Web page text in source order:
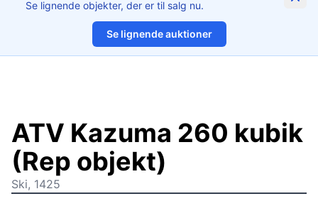
Se lignende objekter, der er til salg nu.
Se lignende auktioner
1/14
ATV Kazuma 260 kubik
(Rep objekt)
Ski, 1425